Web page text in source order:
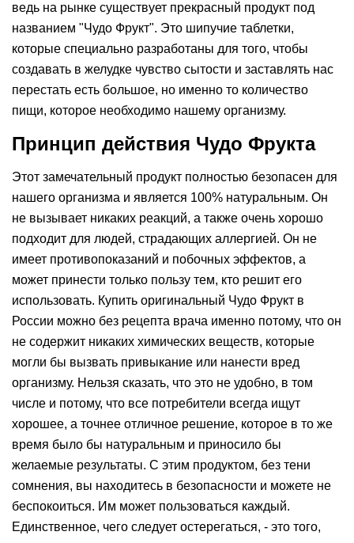
ведь на рынке существует прекрасный продукт под
названием "Чудо Фрукт". Это шипучие таблетки,
которые специально разработаны для того, чтобы
создавать в желудке чувство сытости и заставлять нас
перестать есть большое, но именно то количество
пищи, которое необходимо нашему организму.
Принцип действия Чудо Фрукта
Этот замечательный продукт полностью безопасен для
нашего организма и является 100% натуральным. Он
не вызывает никаких реакций, а также очень хорошо
подходит для людей, страдающих аллергией. Он не
имеет противопоказаний и побочных эффектов, а
может принести только пользу тем, кто решит его
использовать. Купить оригинальный Чудо Фрукт в
России можно без рецепта врача именно потому, что он
не содержит никаких химических веществ, которые
могли бы вызвать привыкание или нанести вред
организму. Нельзя сказать, что это не удобно, в том
числе и потому, что все потребители всегда ищут
хорошее, а точнее отличное решение, которое в то же
время было бы натуральным и приносило бы
желаемые результаты. С этим продуктом, без тени
сомнения, вы находитесь в безопасности и можете не
беспокоиться. Им может пользоваться каждый.
Единственное, чего следует остерегаться, - это того,